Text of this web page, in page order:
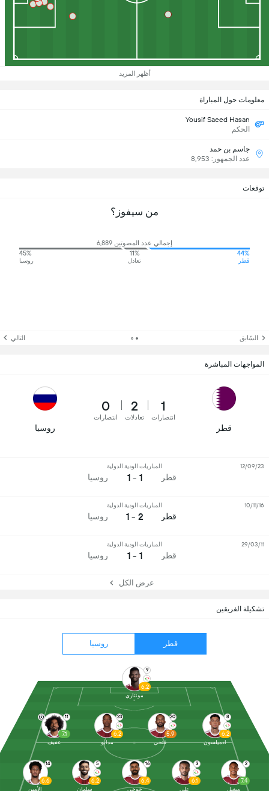
أظهر المزيد
تشكيلة الفريقين
قطر روسيا
5
6.2
سلمان
16
6.4
خوخي
3
6.1
علي
14
6.6
الأمين
2
7.4
ميغيل
11
7.1
عفيف
23
6.2
مدابو
20
5.9
فتحي
8
6.2
ادميلسون
9
6.2
مونتاري
معلومات حول المباراة
Yousif Saeed Hasan
الحكم
جاسم بن حمد
عدد الجمهور: 8,953
توقعات
من سيفوز؟
إجمالي عدد المصوتين 6,889
44%
قطر
11%
تعادل
45%
روسيا
السّابق التالي
المواجهات المباشرة
قطر
1
انتصارات
2
تعادلات
0
انتصارات
روسيا
قطر
المباريات الودية الدولية
1 - 1 روسيا
12/09/23
قطر
المباريات الودية الدولية
2 - 1 روسيا
10/11/16
قطر
المباريات الودية الدولية
1 - 1 روسيا
29/03/11
عرض الكل